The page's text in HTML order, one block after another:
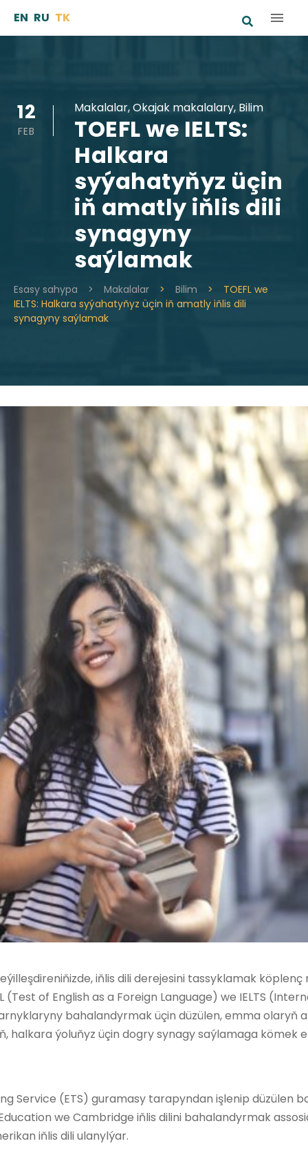
content
EN RU TK
12
FEB
Makalalar,Okajak makalalary, Bilim
TOEFL we IELTS:
Halkara
syýahatyňyz üçin
iň amatly iňlis dili
synagyny
saýlamak
Esasy sahypa > Makalalar > Bilim >
TOEFL we
IELTS: Halkara syýahatyňyz üçin iň amatly iňlis dili
synagyny saýlamak
iňlis dili derejesini tassyklamak
(Test of English as a Foreign Language) we IELTS
bahalandyrmak üçin düzülen, emma olaryň
halkara ýoluňyz üçin dogry synagy saýlamaga kömek
Service (ETS) guramasy tarapyndan işlenip düzülen
we Cambridge iňlis dilini bahalandyrmak
iňlis dili ulanylýar.